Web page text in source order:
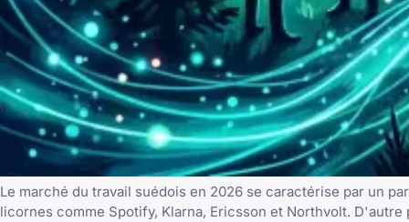
Le marché du travail suédois en 2026 se caractérise par un
licornes comme Spotify, Klarna, Ericsson et Northvolt.